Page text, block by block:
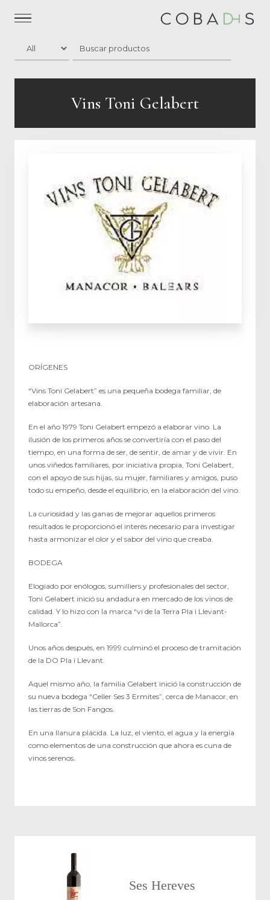
Vins Toni Gelabert
ORÍGENES
“Vins Toni Gelabert” es una pequeña bodega familiar, de
elaboración artesana.
En el año 1979 Toni Gelabert empezó a elaborar vino. La
ilusión de los primeros años se convertiría con el paso del
tiempo, en una forma de ser, de sentir, de amar y de vivir. En
unos viñedos familiares, por iniciativa propia, Toni Gelabert,
con el apoyo de sus hijas, su mujer, familiares y amigos, puso
todo su empeño, desde el equilibrio, en la elaboración del vino.
La curiosidad y las ganas de mejorar aquellos primeros
resultados le proporcionó el interés necesario para investigar
hasta armonizar el olor y el sabor del vino que creaba.
BODEGA
Elogiado por enólogos, sumilliers y profesionales del sector,
Toni Gelabert inició su andadura en mercado de los vinos de
calidad. Y lo hizo con la marca “vi de la Terra Pla i Llevant-
Mallorca”.
Unos años después, en 1999 culminó el proceso de tramitación
de la DO Pla i Llevant.
Aquel mismo año, la familia Gelabert inició la construcción de
su nueva bodega “Celler Ses 3 Ermites”, cerca de Manacor, en
las tierras de Son Fangos.
En una llanura plácida. La luz, el viento, el agua y la energía
como elementos de una construcción que ahora es cuna de
vinos serenos.
Ses Hereves